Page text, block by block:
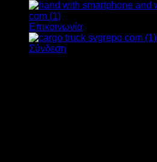
Επικοινωνία
Σύνδεση